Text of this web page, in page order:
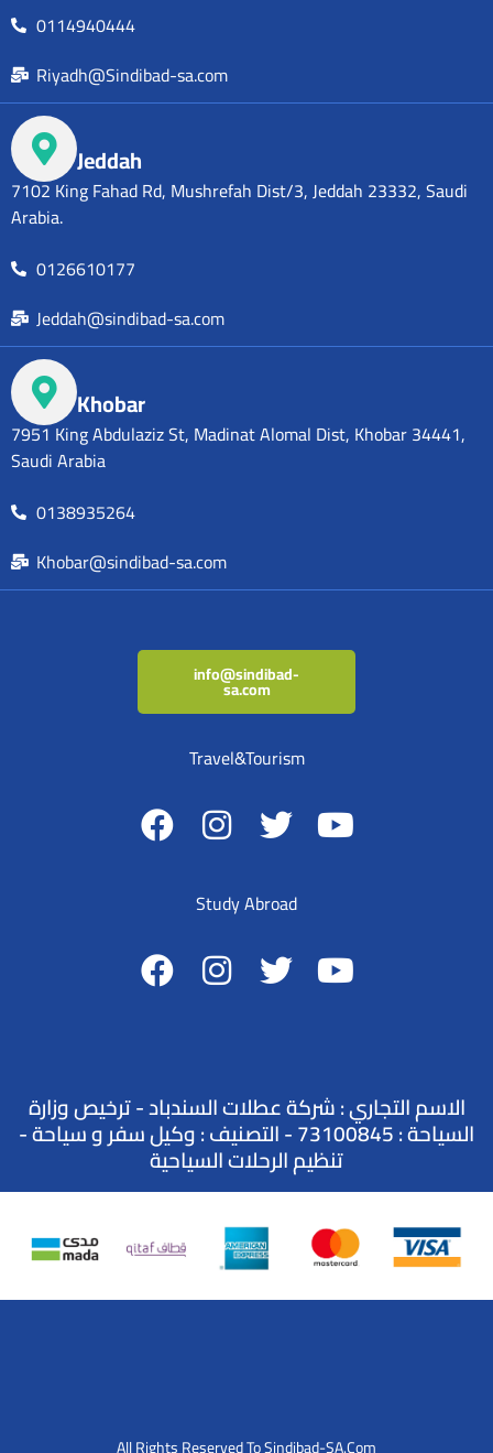
0114940444
Riyadh@Sindibad-sa.com
Jeddah
7102 King Fahad Rd, Mushrefah Dist/3, Jeddah 23332, Saudi
Arabia.
0126610177
Jeddah@sindibad-sa.com
Khobar
7951 King Abdulaziz St, Madinat Alomal Dist, Khobar 34441,
Saudi Arabia
0138935264
Khobar@sindibad-sa.com
info@sindibad-
sa.com
Travel&Tourism
Study Abroad
الاسم التجاري : شركة عطلات السندباد - ترخيص وزارة
السياحة : 73100845 - التصنيف : وكيل سفر و سياحة -
تنظيم الرحلات السياحية